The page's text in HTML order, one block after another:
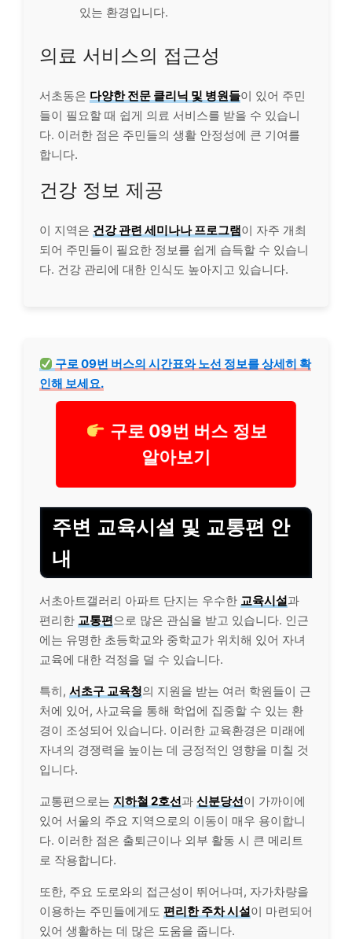
있는 환경입니다.
의료 서비스의 접근성
서초동은 다양한 전문 클리닉 및 병원들이 있어 주민
들이 필요할 때 쉽게 의료 서비스를 받을 수 있습니
다. 이러한 점은 주민들의 생활 안정성에 큰 기여를
합니다.
건강 정보 제공
이 지역은 건강 관련 세미나나 프로그램이 자주 개최
되어 주민들이 필요한 정보를 쉽게 습득할 수 있습니
다. 건강 관리에 대한 인식도 높아지고 있습니다.
구로 09번 버스의 시간표와 노선 정보를 상세히 확
인해 보세요.
구로 09번 버스 정보
알아보기
주변 교육시설 및 교통편 안
내
서초아트갤러리 아파트 단지는 우수한 교육시설과
편리한 교통편으로 많은 관심을 받고 있습니다. 인근
에는 유명한 초등학교와 중학교가 위치해 있어 자녀
교육에 대한 걱정을 덜 수 있습니다.
특히, 서초구 교육청의 지원을 받는 여러 학원들이 근
처에 있어, 사교육을 통해 학업에 집중할 수 있는 환
경이 조성되어 있습니다. 이러한 교육환경은 미래에
자녀의 경쟁력을 높이는 데 긍정적인 영향을 미칠 것
입니다.
교통편으로는 지하철 2호선과 신분당선이 가까이에
있어 서울의 주요 지역으로의 이동이 매우 용이합니
다. 이러한 점은 출퇴근이나 외부 활동 시 큰 메리트
로 작용합니다.
또한, 주요 도로와의 접근성이 뛰어나며, 자가차량을
이용하는 주민들에게도 편리한 주차 시설이 마련되어
있어 생활하는 데 많은 도움을 줍니다.